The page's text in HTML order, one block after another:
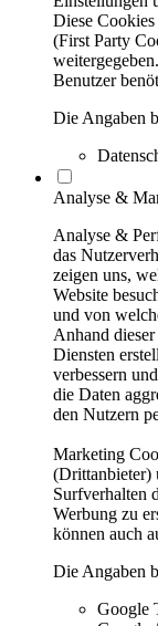
Diese
(First Party
Benutzer
Die Angaben
Analyse &
Analyse &
das
zeigen uns,
Website
und von
Anhand
Diensten
verbessern
die Daten
den Nutzern
Marketing
(Drittanbieter)
Surfverhalten
Werbung zu
können auch
Die Angaben
Google